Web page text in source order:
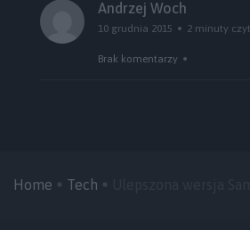
Andrzej Woch
10 grudnia 2015 2 minuty
Brak komentarzy
Home Tech